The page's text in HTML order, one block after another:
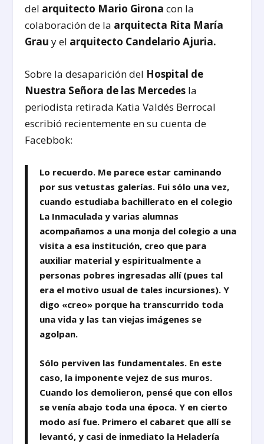
del arquitecto Mario Girona con la
colaboración de la arquitecta Rita María
Grau y el arquitecto Candelario Ajuria.
Sobre la desaparición del Hospital de
Nuestra Señora de las Mercedes la
periodista retirada Katia Valdés Berrocal
escribió recientemente en su cuenta de
Facebbok:
Lo recuerdo. Me parece estar caminando
por sus vetustas galerías. Fui sólo una vez,
cuando estudiaba bachillerato en el colegio
La Inmaculada y varias alumnas
acompañamos a una monja del colegio a una
visita a esa institución, creo que para
auxiliar material y espiritualmente a
personas pobres ingresadas allí (pues tal
era el motivo usual de tales incursiones). Y
digo «creo» porque ha transcurrido toda
una vida y las tan viejas imágenes se
agolpan.
Sólo perviven las fundamentales. En este
caso, la imponente vejez de sus muros.
Cuando los demolieron, pensé que con ellos
se venía abajo toda una época. Y en cierto
modo así fue. Primero el cabaret que allí se
levantó, y casi de inmediato la Heladería